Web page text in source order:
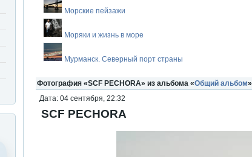
Морские пейзажи
Моряки и жизнь в море
Мурманск. Северный порт страны
Фотография «SCF PECHORA» из альбома «Общий альбом»
Дата: 04 сентября, 22:32
SCF PECHORA